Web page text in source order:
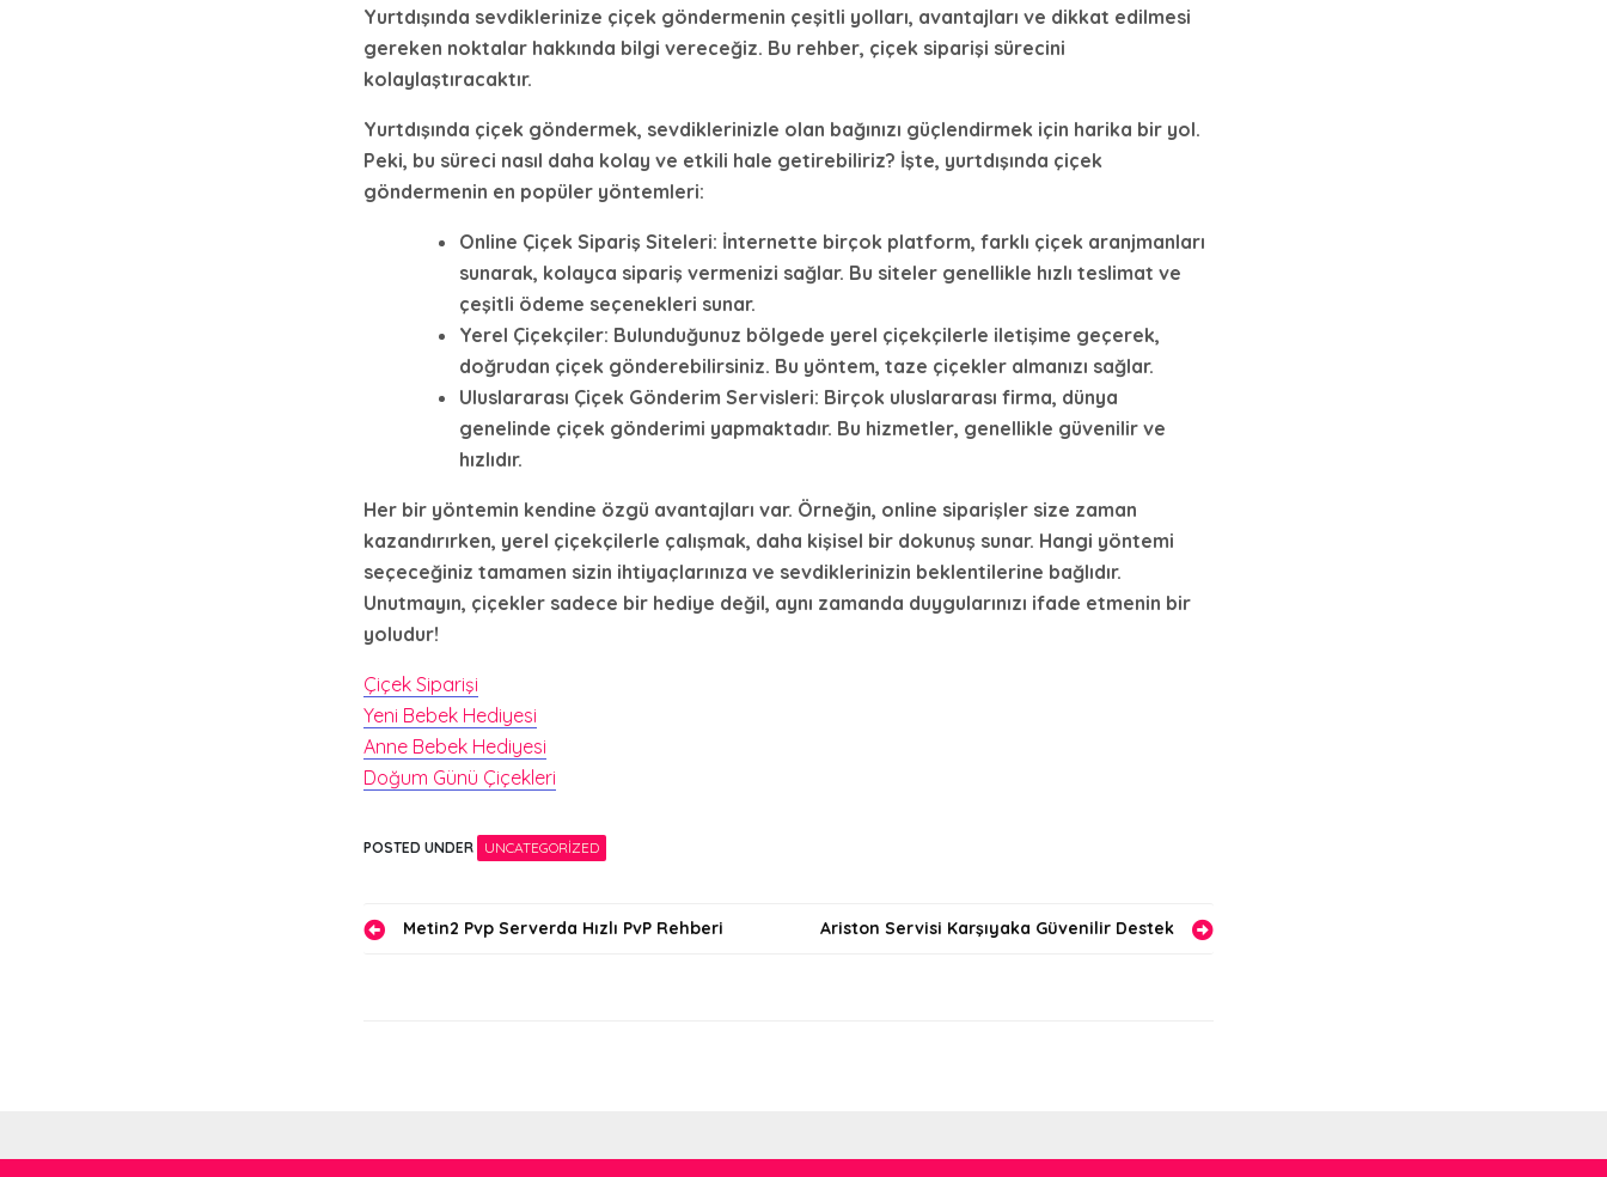
Yurtdışında sevdiklerinize çiçek göndermenin çeşitli yolları, avantajları ve dikkat edilmesi
gereken noktalar hakkında bilgi vereceğiz. Bu rehber, çiçek siparişi sürecini
kolaylaştıracaktır.
Yurtdışında çiçek göndermek, sevdiklerinizle olan bağınızı güçlendirmek için harika bir yol.
Peki, bu süreci nasıl daha kolay ve etkili hale getirebiliriz? İşte, yurtdışında çiçek
göndermenin en popüler yöntemleri:
Online Çiçek Sipariş Siteleri: İnternette birçok platform, farklı çiçek aranjmanları
sunarak, kolayca sipariş vermenizi sağlar. Bu siteler genellikle hızlı teslimat ve
çeşitli ödeme seçenekleri sunar.
Yerel Çiçekçiler: Bulunduğunuz bölgede yerel çiçekçilerle iletişime geçerek,
doğrudan çiçek gönderebilirsiniz. Bu yöntem, taze çiçekler almanızı sağlar.
Uluslararası Çiçek Gönderim Servisleri: Birçok uluslararası firma, dünya
genelinde çiçek gönderimi yapmaktadır. Bu hizmetler, genellikle güvenilir ve
hızlıdır.
Her bir yöntemin kendine özgü avantajları var. Örneğin, online siparişler size zaman
kazandırırken, yerel çiçekçilerle çalışmak, daha kişisel bir dokunuş sunar. Hangi yöntemi
seçeceğiniz tamamen sizin ihtiyaçlarınıza ve sevdiklerinizin beklentilerine bağlıdır.
Unutmayın, çiçekler sadece bir hediye değil, aynı zamanda duygularınızı ifade etmenin bir
yoludur!
Çiçek Siparişi
Yeni Bebek Hediyesi
Anne Bebek Hediyesi
Doğum Günü Çiçekleri
POSTED UNDER UNCATEGORIZED
YazıMetin2 Pvp Serverda Hızlı PvP Rehberi Ariston Servisi Karşıyaka Güvenilir Destek